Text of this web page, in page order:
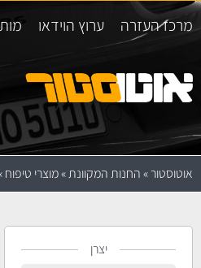
מרכז העזרה ערוץ הוידאו
אוטוסטור»החנות המקוונת»מוצרי טיפוח
יצרן